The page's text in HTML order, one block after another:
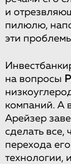
и
пилюлю,
эти
на вопросы
компаний. А
Aрейзер
сделать все,
перехода
технологии,